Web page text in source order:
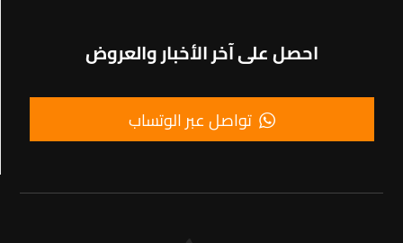
احصل على آخر الأخبار والعروض
تواصل عبر الوتساب